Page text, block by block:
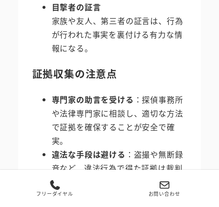
目撃者の証言
家族や友人、第三者の証言は、行為
が行われた事実を裏付ける有力な情
報になる。
証拠収集の注意点
専門家の助言を受ける ：探偵事務所
や法律専門家に相談し、適切な方法
で証拠を確保することが安全で確
実。
違法な手段は避ける ：盗撮や無断録
音など、違法行為で得た証拠は裁判
で使えないばかりか、自身が処罰さ
れる可能性もある。
フリーダイヤル お問い合わせ